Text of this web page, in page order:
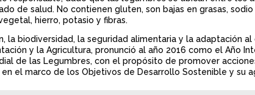
de salud. No contienen gluten, son bajas en grasas,
hierro, potasio y fibras.
la biodiversidad, la seguridad alimentaria y la adaptación al
y la Agricultura, pronunció al año 2016 como el Año
de las Legumbres, con el propósito de promover
el marco de los Objetivos de Desarrollo Sostenible y su